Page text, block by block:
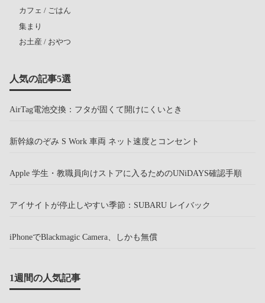
カフェ / ごはん
集まり
お土産 / おやつ
人気の記事5選
AirTag電池交換：フタが固くて開けにくいとき
新幹線のぞみ S Work 車両 ネット速度とコンセント
Apple 学生・教職員向けストアに入るためのUNiDAYS確認手順
アイサイトが停止しやすい季節：SUBARU レイバック
iPhoneでBlackmagic Camera、しかも無償
1週間の人気記事